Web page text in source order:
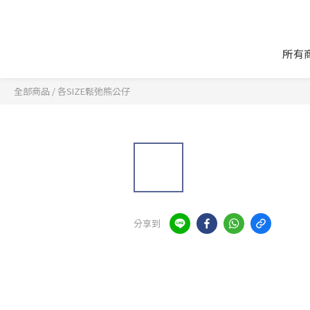
所有
全部商品 /各SIZE鬆弛熊公仔
分享到